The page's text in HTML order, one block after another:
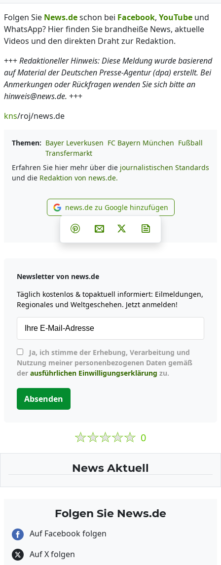
Folgen Sie News.deschon bei Facebook, YouTube und
WhatsApp? Hier finden Sie brandheiße News, aktuelle
Videos und den direkten Draht zur Redaktion.
+++Redaktioneller Hinweis: Diese Meldung wurde basierend
auf Material der Deutschen Presse-Agentur (dpa) erstellt. Bei
Anmerkungen oder Rückfragen wenden Sie sich bitte an
hinweis@news.de. +++
kns/roj/news.de
Themen: Bayer Leverkusen FC Bayern München Fußball
Transfermarkt
Erfahren Sie hier mehr über die journalistischen Standards
und die Redaktion von news.de.
news.de zu Google
news.de zu Google hinzufügen
Teilen auf Facebook
Teilen auf Whatsapp
Teilen auf Telegram
Teilen auf Pinterest
Per E-Mail teilen
Post auf X
Newsletter von news.de
Täglich kostenlos & topaktuell informiert: Eilmeldungen,
Regionales und Weltgeschehen. Jetzt anmelden!
Nutzung meiner personenbezogenen Daten gemäß
der ausführlichen Einwilligungserklärung zu.
Absenden
0
News Aktuell
Folgen Sie News.de
Auf Facebook folgen
Auf X folgen